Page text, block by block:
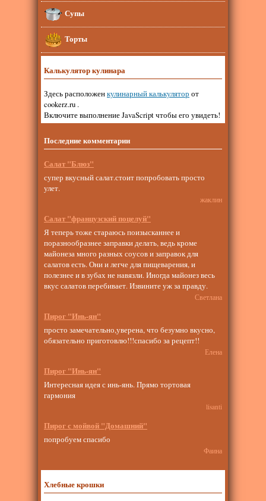
Супы
Торты
Калькулятор кулинара
Здесь расположенкулинарный калькулятор от
cookerz.ru .
Включите выполнение JavaScript чтобы его увидеть!
Последние комментарии
Салат "Блюз"
супер вкусный салат.стоит попробовать просто
улет.
жаклин
Салат "французский поцелуй"
Я теперь тоже стараюсь поизысканнее и
поразнообразнее заправки делать, ведь кроме
майонеза много разных соусов и заправок для
салатов есть. Они и легче для пищеварения, и
полезнее и в зубах не навязли. Иногда майонез весь
вкус салатов перебивает. Извините уж за правду.
Светлана
Пирог "Инь-ян"
просто замечательно,уверена, что безумно вкусно,
обязательно приготовлю!!!спасибо за рецепт!!
Елена
Пирог "Инь-ян"
Интересная идея с инь-янь. Прямо тортовая
гармония
lisanti
Пирог с мойвой "Домашний"
попробуем спасибо
Фаина
Хлебные крошки